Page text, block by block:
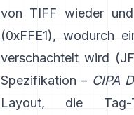
von TIFF wieder
(0xFFE1), wodurch
verschachtelt wird (
Spezifikation – CIPA
Layout, die Tag-